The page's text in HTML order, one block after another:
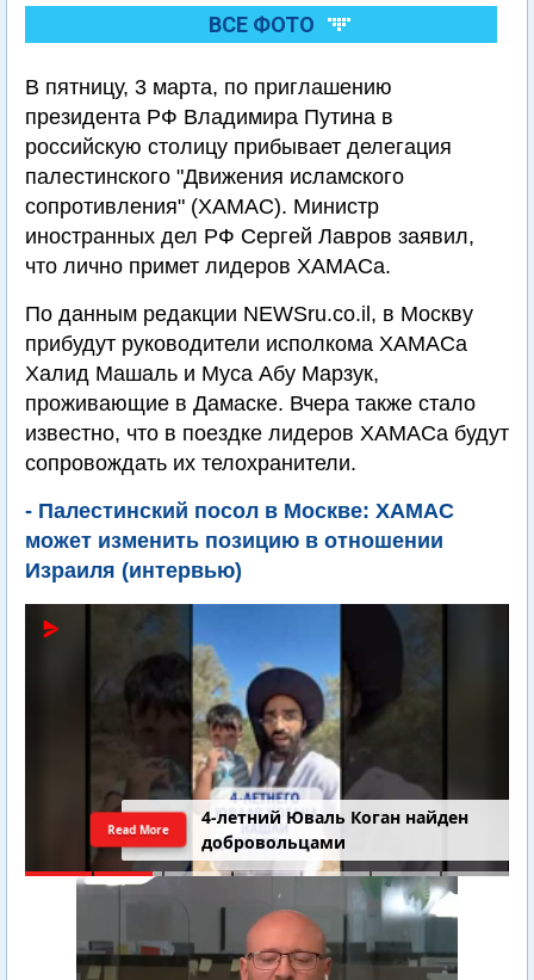
ВСЕ ФОТО
В пятницу, 3 марта, по приглашению
президента РФ Владимира Путина в
российскую столицу прибывает делегация
палестинского "Движения исламского
сопротивления" (ХАМАС). Министр
иностранных дел РФ Сергей Лавров заявил,
что лично примет лидеров ХАМАСа.
По данным редакции NEWSru.co.il, в Москву
прибудут руководители исполкома ХАМАСа
Халид Машаль и Муса Абу Марзук,
проживающие в Дамаске. Вчера также стало
известно, что в поездке лидеров ХАМАСа будут
сопровождать их телохранители.
- Палестинский посол в Москве: ХАМАС
может изменить позицию в отношении
Израиля (интервью)
Последний шанс Ирана. Теракт в
Самарии // Новости Израиля.
Шарп. Финкель. Дубнов
Read More